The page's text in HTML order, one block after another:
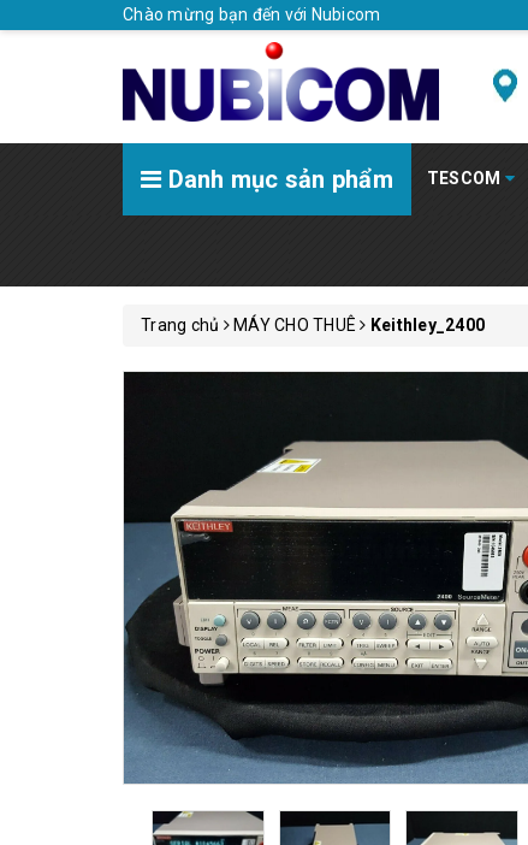
Chào mừng bạn đến với Nubicom
Danh mục sản phẩm TESCOM
Trang chủ MÁY CHO THUÊ Keithley_2400